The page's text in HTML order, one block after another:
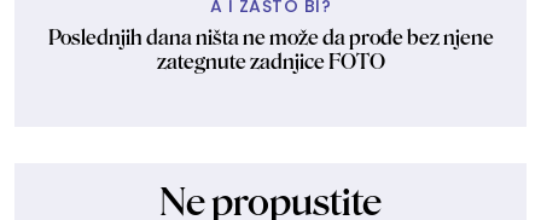
A I ZAŠTO BI?
Poslednjih dana ništa ne može da prođe bez njene
zategnute zadnjice FOTO
Ne propustite